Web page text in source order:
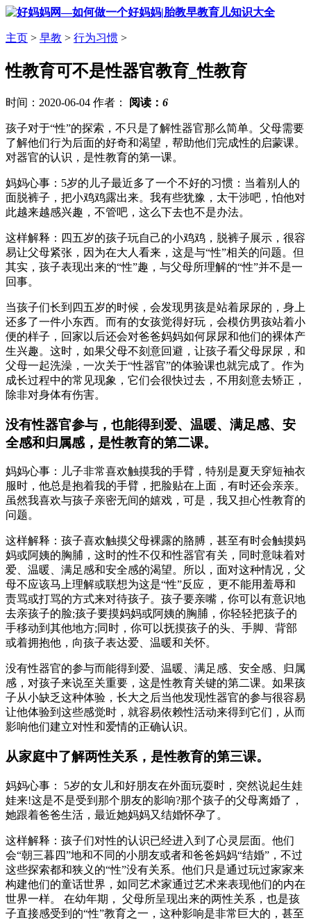
主页 > 早教 > 行为习惯 >
性教育可不是性器官教育_性教育
时间：2020-06-04 作者： 阅读： 6
孩子对于“性”的探索，不只是了解性器官那么简单。父母需要
了解他们行为后面的好奇和渴望，帮助他们完成性的启蒙课。
对器官的认识，是性教育的第一课。
妈妈心事：5岁的儿子最近多了一个不好的习惯：当着别人的
面脱裤子，把小鸡鸡露出来。我有些犹豫，太干涉吧，怕他对
此越来越感兴趣，不管吧，这么下去也不是办法。
这样解释：四五岁的孩子玩自己的小鸡鸡，脱裤子展示，很容
易让父母紧张，因为在大人看来，这是与“性”相关的问题。但
其实，孩子表现出来的“性”趣，与父母所理解的“性”并不是一
回事。
当孩子们长到四五岁的时候，会发现男孩是站着尿尿的，身上
还多了一件小东西。而有的女孩觉得好玩，会模仿男孩站着小
便的样子，回家以后还会对爸爸妈妈如何尿尿和他们的裸体产
生兴趣。这时，如果父母不刻意回避，让孩子看父母尿尿，和
父母一起洗澡，一次关于“性器官”的体验课也就完成了。作为
成长过程中的常见现象，它们会很快过去，不用刻意去矫正，
除非对身体有伤害。
没有性器官参与，也能得到爱、温暖、满足感、安
全感和归属感，是性教育的第二课。
妈妈心事：儿子非常喜欢触摸我的手臂，特别是夏天穿短袖衣
服时，他总是抱着我的手臂，把脸贴在上面，有时还会亲亲。
虽然我喜欢与孩子亲密无间的嬉戏，可是，我又担心性教育的
问题。
这样解释：孩子喜欢触摸父母裸露的胳膊，甚至有时会触摸妈
妈或阿姨的胸脯，这时的性不仅和性器官有关，同时意味着对
爱、温暖、满足感和安全感的渴望。所以，面对这种情况，父
母不应该马上理解或联想为这是“性”反应， 更不能用羞辱和
责骂或打骂的方式来对待孩子。孩子要亲嘴，你可以有意识地
去亲孩子的脸;孩子要摸妈妈或阿姨的胸脯，你轻轻把孩子的
手移动到其他地方;同时，你可以抚摸孩子的头、手脚、背部
或着拥抱他，向孩子表达爱、温暖和关怀。
没有性器官的参与而能得到爱、温暖、满足感、安全感、归属
感，对孩子来说至关重要，这是性教育关键的第二课。如果孩
子从小缺乏这种体验，长大之后当他发现性器官的参与很容易
让他体验到这些感觉时，就容易依赖性活动来得到它们，从而
影响他们建立对性和爱情的正确认识。
从家庭中了解两性关系，是性教育的第三课。
妈妈心事： 5岁的女儿和好朋友在外面玩耍时，突然说起生娃
娃来!这是不是受到那个朋友的影响?那个孩子的父母离婚了，
她跟着爸爸生活，最近她妈妈又结婚怀孕了。
这样解释：孩子们对性的认识已经进入到了心灵层面。他们
会“朝三暮四”地和不同的小朋友或者和爸爸妈妈“结婚”，不过
这些探索都和狭义的“性”没有关系。他们只是通过玩过家家来
构建他们的童话世界，如同艺术家通过艺术来表现他们的内在
世界一样。 在幼年期， 父母所呈现出来的两性关系，也是孩
子直接感受到的“性”教育之一，这种影响是非常巨大的，甚至